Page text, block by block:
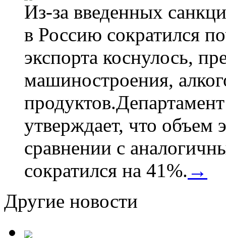
Из-за введенных
в Россию сократился
экспорта коснулось,
машиностроения,
утверждает, что объем
сравнении с
сократился на 41%. →
Другие новости